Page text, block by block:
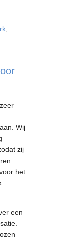
Wij
zij
het
een